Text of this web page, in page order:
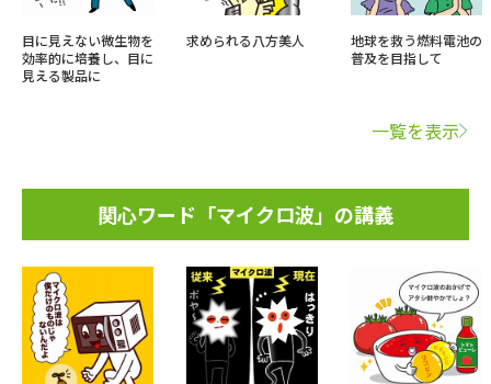
目に見えない微生物を
効率的に培養し、目に
見える製品に
求められる八方美人
地球を救う燃料電池の
普及を目指して
一覧を表示
関心ワード「マイクロ波」の講義